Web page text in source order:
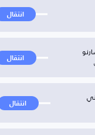
انتقال
انتقال
انتقال